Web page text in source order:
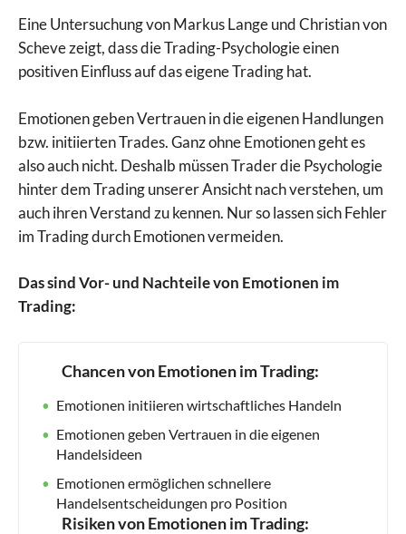
Eine Untersuchung von Markus Lange und Christian von
Scheve zeigt, dass die Trading-Psychologie einen
positiven Einfluss auf das eigene Trading hat.
Emotionen geben Vertrauen in die eigenen Handlungen
bzw. initiierten Trades. Ganz ohne Emotionen geht es
also auch nicht. Deshalb müssen Trader die Psychologie
hinter dem Trading unserer Ansicht nach verstehen, um
auch ihren Verstand zu kennen. Nur so lassen sich Fehler
im Trading durch Emotionen vermeiden.
Das sind Vor- und Nachteile von Emotionen im
Trading:
Chancen von Emotionen im Trading:
Emotionen initiieren wirtschaftliches Handeln
Emotionen geben Vertrauen in die eigenen
Handelsideen
Emotionen ermöglichen schnellere
Handelsentscheidungen pro Position
Risiken von Emotionen im Trading: